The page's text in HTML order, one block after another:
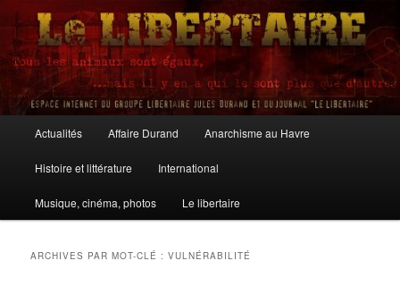
Aller
contenu
principal
Aller
contenu
secondaire
Le Libertaire
principal
Actualités Affaire Durand Anarchisme au Havre
Histoire et littérature International
Musique, cinéma, photos Le libertaire
ARCHIVES PAR MOT-CLÉ :VULNÉRABILITÉ